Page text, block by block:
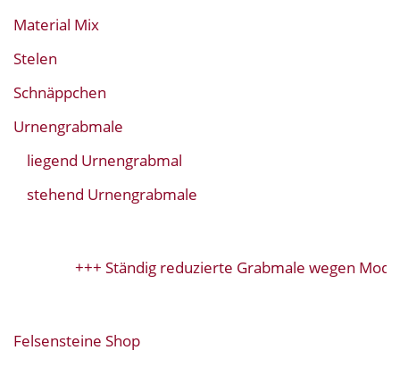
Material Mix
Stelen
Schnäppchen
Urnengrabmale
liegend Urnengrabmal
stehend Urnengrabmale
+++ Ständig reduzierte Grabmale wegen
Felsensteine Shop